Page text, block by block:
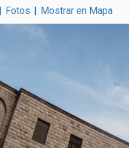
| Fotos | Mostrar en Mapa